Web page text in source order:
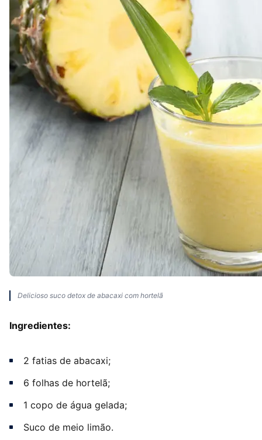
Delicioso suco detox de abacaxi com hortelã
Ingredientes:
2 fatias de abacaxi;
6 folhas de hortelã;
1 copo de água gelada;
Suco de meio limão.